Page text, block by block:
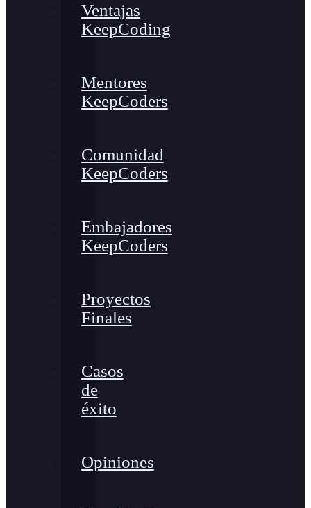
Ventajas
KeepCoding
Mentores
KeepCoders
Comunidad
KeepCoders
Embajadores
KeepCoders
Proyectos
Finales
Casos
de
éxito
Opiniones